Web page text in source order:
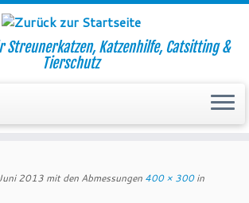
Streunerkatzen, Katzenhilfe, Catsitting &
Tierschutz
2013 mit den Abmessungen 400 × 300in